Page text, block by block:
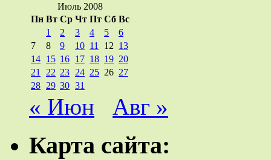
Июль 2008
Пн Вт Ср Чт Пт Сб Вс
1
2 3 4 5
6
7
8 9 10 11 12 13
14 15 16 17 18 19 20
21
22 23 24 25 26 27
28 29 30 31
« Июн Авг »
Карта сайта: